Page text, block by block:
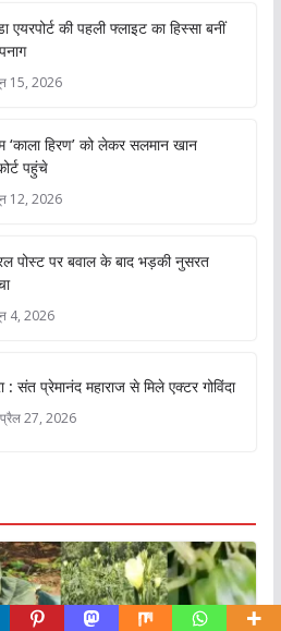
एयरपोर्ट की पहली फ्लाइट का हिस्सा बनीं
15, 2026
‘काला हिरण’ को लेकर सलमान खान
पहुंचे
12, 2026
पोस्ट पर बवाल के बाद भड़की नुसरत
4, 2026
: संत प्रेमानंद महाराज से मिले एक्टर गोविंदा
27, 2026